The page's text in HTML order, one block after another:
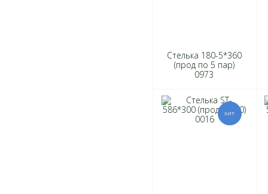
Стелька 180-5*360
(прод по 5 пар)
0973